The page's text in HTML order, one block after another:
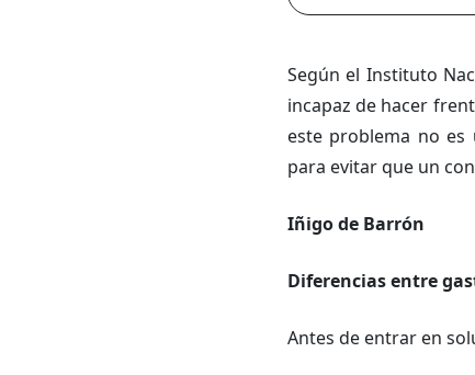
Según el Instituto
incapaz de hacer
este problema no es
para evitar que un
Iñigo de Barrón
Diferencias entre
Antes de entrar en